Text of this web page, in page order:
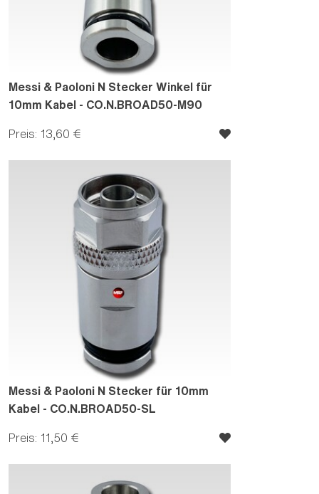
Messi & Paoloni N Stecker Winkel für
10mm Kabel - CO.N.BROAD50-M90
Preis: 13,60 €
Messi & Paoloni N Stecker für 10mm
Kabel - CO.N.BROAD50-SL
Preis: 11,50 €